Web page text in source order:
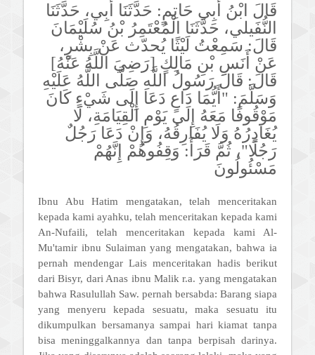
قَالَ ابْنُ أَبِي حَاتِمٍ: حَدَّثَنَا أَبِي، حَدَّثَنَا
النُّفَيلي، حَدَّثَنَا الْمُعْتَمِرُ بْنُ سُلَيْمَانَ
قَالَ: سَمِعْتُ لَيْثًا يُحدّث عَنْ بِشْرٍ،
عَنْ أَنَسِ بْنِ مَالِكٍ [رَضِيَ اللَّهُ عَنْهُ]
قَالَ: قَالَ رَسُولُ اللَّهِ صَلَّى اللَّهُ عَلَيْهِ
وَسَلَّمَ: "أَيُّمَا دَاعٍ دَعَا إِلَى شَيْءٍ كَانَ
مَوْقُوفًا مَعَهُ إِلَى يَوْمِ الْقِيَامَةِ، لَا
يُغَادِرُهُ وَلَا يُفَارِقُهُ، وَإِنْ دَعَا رَجُلٌ
رَجُلًا"، ثُمَّ قَرَأَ: وَقِفُوهُمْ إِنَّهُمْ
مَسْئُولُونَ
Ibnu Abu Hatim mengatakan, telah menceritakan
kepada kami ayahku, telah menceritakan kepada kami
An-Nufaili, telah menceritakan kepada kami Al-
Mu'tamir ibnu Sulaiman yang mengatakan, bahwa ia
pernah mendengar Lais menceritakan hadis berikut
dari Bisyr, dari Anas ibnu Malik r.a. yang mengatakan
bahwa Rasulullah Saw. pernah bersabda: Barang siapa
yang menyeru kepada sesuatu, maka sesuatu itu
dikumpulkan bersamanya sampai hari kiamat tanpa
bisa meninggalkannya dan tanpa berpisah darinya.